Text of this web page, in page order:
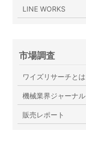
LINE WORKS
市場調査
ワイズリサーチとは
機械業界ジャーナル
販売レポート